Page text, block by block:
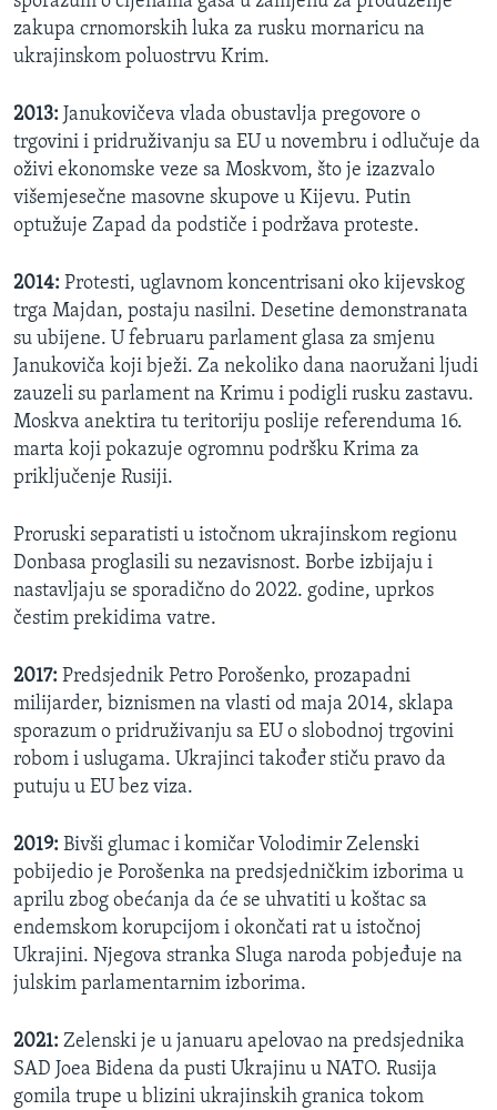
zakupa crnomorskih luka za rusku mornaricu na
ukrajinskom poluostrvu Krim.
2013: Janukovičeva vlada obustavlja pregovore o
trgovini i pridruživanju sa EU u novembru i odlučuje da
oživi ekonomske veze sa Moskvom, što je izazvalo
višemjesečne masovne skupove u Kijevu. Putin
optužuje Zapad da podstiče i podržava proteste.
2014: Protesti, uglavnom koncentrisani oko kijevskog
trga Majdan, postaju nasilni. Desetine demonstranata
su ubijene. U februaru parlament glasa za smjenu
Janukoviča koji bježi. Za nekoliko dana naoružani ljudi
zauzeli su parlament na Krimu i podigli rusku zastavu.
Moskva anektira tu teritoriju poslije referenduma 16.
marta koji pokazuje ogromnu podršku Krima za
priključenje Rusiji.
Proruski separatisti u istočnom ukrajinskom regionu
Donbasa proglasili su nezavisnost. Borbe izbijaju i
nastavljaju se sporadično do 2022. godine, uprkos
čestim prekidima vatre.
2017: Predsjednik Petro Porošenko, prozapadni
milijarder, biznismen na vlasti od maja 2014, sklapa
sporazum o pridruživanju sa EU o slobodnoj trgovini
robom i uslugama. Ukrajinci također stiču pravo da
putuju u EU bez viza.
2019: Bivši glumac i komičar Volodimir Zelenski
pobijedio je Porošenka na predsjedničkim izborima u
aprilu zbog obećanja da će se uhvatiti u koštac sa
endemskom korupcijom i okončati rat u istočnoj
Ukrajini. Njegova stranka Sluga naroda pobjeđuje na
julskim parlamentarnim izborima.
2021: Zelenski je u januaru apelovao na predsjednika
SAD Joea Bidena da pusti Ukrajinu u NATO. Rusija
gomila trupe u blizini ukrajinskih granica tokom